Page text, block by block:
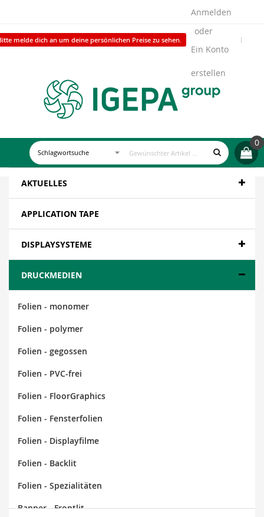
melde dich an um deine persönlichen Preise zu sehen.
Anmelden
Ein Konto
erstellen
0
AKTUELLES
APPLICATION TAPE
DISPLAYSYSTEME
DRUCKMEDIEN
Folien - monomer
Folien - polymer
Folien - gegossen
Folien - PVC-frei
Folien - FloorGraphics
Folien - Fensterfolien
Folien - Displayfilme
Folien - Backlit
Folien - Spezialitäten
Banner - Frontlit